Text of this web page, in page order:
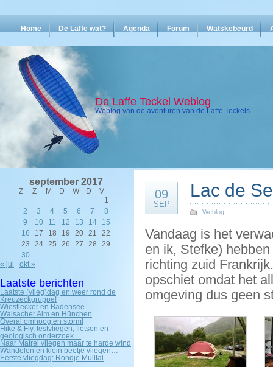
Home De Laffe wat? Agenda Forum Watskebeurd
De Laffe Teckel Weblog
Weblog van de avonturen van de Laffe Teckels.
september 2017
Z Z M D W D
V
1
2
3 4 5 6 7
8
9
10 11 12 13 14
15
16
17 18 19 20 21
22
23
24 25 26 27 28
29
30
« jul
okt »
Laatste berichten
Laatste (vlieg)dag en weer rond de
Kreuzeckgruppe!
Wiesflecker en Badensee
Waisacher Alm en Hünchen
Overal omhoog en storm!
Hike & Fly, testvliegen, fietsen en
geologisch onderzoek…
Naar Matrei vliegen maar te harde wind
Wandelen en klein beetje vliegen…
Eerste vliegdag: Rondje Mülltal
09
SEP
Lac de
Weblog
Vandaag is het
en ik, Stefke)
richting zuid
opschiet omdat het
omgeving dus geen